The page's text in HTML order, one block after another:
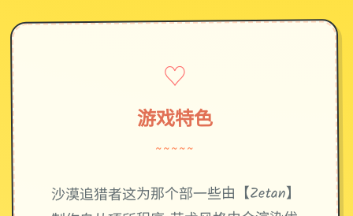
♡
游戏特色
~~~~~
沙漠追猎者这为那个部一些由【Zetan】